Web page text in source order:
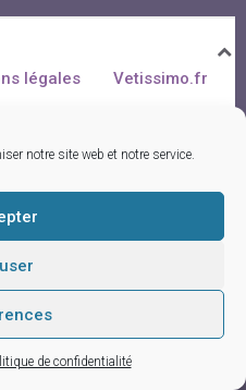
notre site web et notre service.
de confidentialité
légales Vetissimo.fr